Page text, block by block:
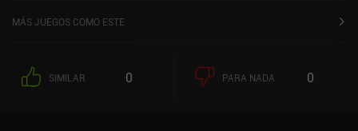
de iOS.
MÁS JUEGOS COMO ESTE
SIMILAR 0 PARA NADA 0